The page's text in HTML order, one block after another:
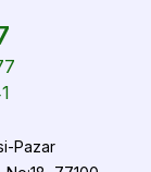
Pazar